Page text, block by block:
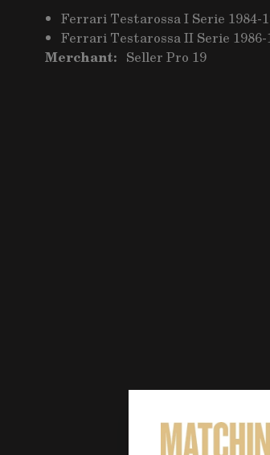
Ferrari Testarossa I Serie 1984-
Ferrari Testarossa II Serie 1986-
Merchant: Seller Pro 19